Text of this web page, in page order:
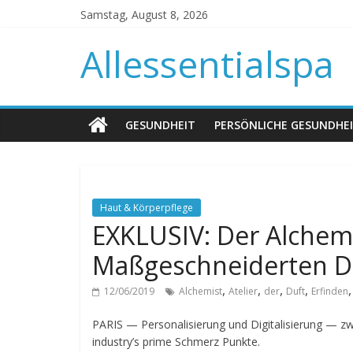
Samstag, August 8, 2026
Allessentialspa
GESUNDHEIT PERSÖNLICHE
Haut & Körperpflege
EXKLUSIV: Der
Maßgeschneiderten
12/06/2019 Alchemist, Atelier, der, Duft, Erfinden,
PARIS — Personalisierung und Digitalisierung —
industry’s prime Schmerz Punkte.